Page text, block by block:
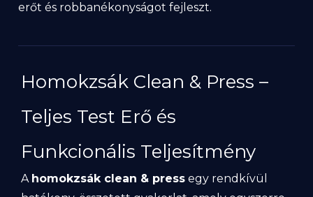
erőt és robbanékonyságot fejleszt.
Homokzsák Clean & Press –
Teljes Test Erő és
Funkcionális Teljesítmény
A homokzsák clean & press egy rendkívül